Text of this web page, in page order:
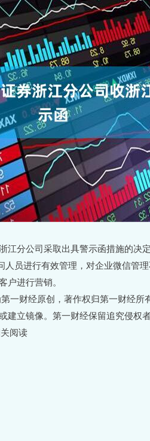
江分公司采取出具警示函措施的决
人员进行有效管理，对企业微信管
进行营销。
一财经原创，著作权归第一财经所
建立镜像。第一财经保留追究侵权
阅读
0.93% 北证50